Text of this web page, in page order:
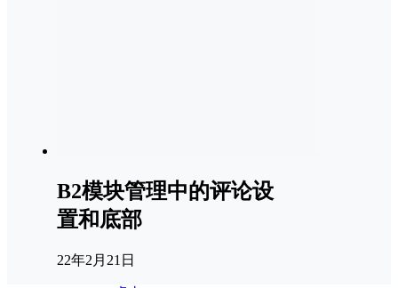
B2模块管理中的评论设
置和底部
22年2月21日